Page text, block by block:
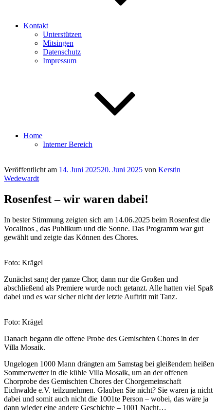
Kontakt
Unterstützen
Mitsingen
Datenschutz
Impressum
Home
Interner Bereich
Veröffentlicht am 14. Juni 202520. Juni 2025 von Kerstin
Wedewardt
Rosenfest – wir waren dabei!
In bester Stimmung zeigten sich am 14.06.2025 beim Rosenfest die
Vocalinos , das Publikum und die Sonne. Das Programm war gut
gewählt und zeigte das Können des Chores.
Foto: Krägel
Zunächst sang der ganze Chor, dann nur die Großen und
abschließend als Premiere wurde noch getanzt. Alle hatten viel Spaß
dabei und es war sicher nicht der letzte Auftritt mit Tanz.
Foto: Krägel
Danach begann die offene Probe des Gemischten Chores in der
Villa Mosaik.
Ungelogen 1000 Mann drängten am Samstag bei gleißendem heißen
Sommerwetter in die kühle Villa Mosaik, um an der offenen
Chorprobe des Gemischten Chores der Chorgemeinschaft
Eichwalde e.V. teilzunehmen. Glauben Sie nicht? Sie waren ja nicht
dabei und somit auch nicht die 1001te Person – wobei, das wäre ja
dann wieder eine andere Geschichte – 1001 Nacht…